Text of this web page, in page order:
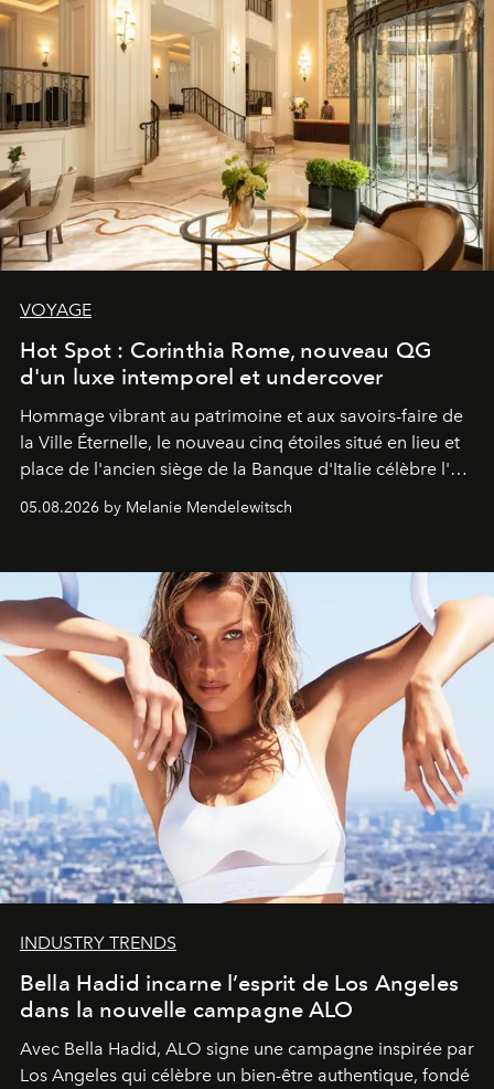
VOYAGE
Hot Spot : Corinthia Rome, nouveau QG
d'un luxe intemporel et undercover
Hommage vibrant au patrimoine et aux savoirs-faire de
la Ville Éternelle, le nouveau cinq étoiles situé en lieu et
place de l'ancien siège de la Banque d'Italie célèbre l'art
05.08.2026 by Melanie Mendelewitsch
INDUSTRY TRENDS
Bella Hadid incarne l’esprit de Los Angeles
dans la nouvelle campagne ALO
Avec Bella Hadid, ALO signe une campagne inspirée par
Los Angeles qui célèbre un bien-être authentique, fondé